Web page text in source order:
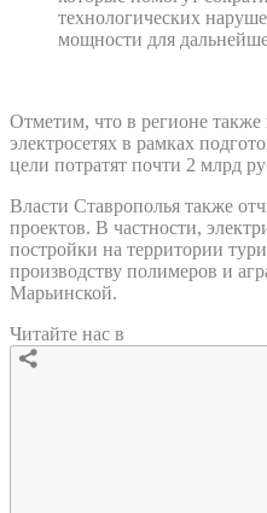
технологических
мощности для
Отметим, что в регионе
электросетях в рамках
цели потратят почти 2 млрд
Власти Ставрополья также
проектов. В частности,
постройки на территории
производству полимеров и
Марьинской.
Читайте нас в